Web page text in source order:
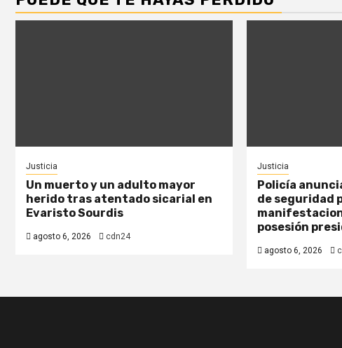
Justicia
Un muerto y un adulto mayor
herido tras atentado sicarial en
Evaristo Sourdis
agosto 6, 2026 cdn24
Justicia
Policía
de seguridad
posesión
agosto 6, 2026